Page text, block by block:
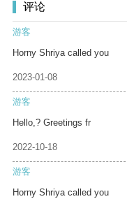
评论
游客
Horny Shriya called you
2023-01-08
游客
Hello,? Greetings fr
2022-10-18
游客
Horny Shriya called you